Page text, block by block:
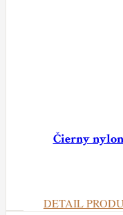
Čierny
DETAIL